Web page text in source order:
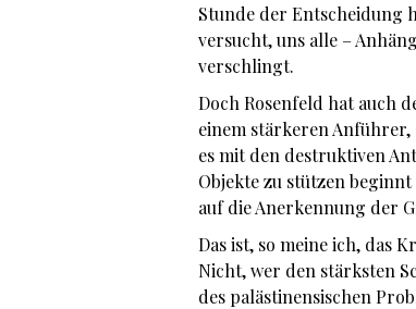
Stunde der Entscheidung
versucht, uns alle –
verschlingt.
Doch Rosenfeld hat auch
einem stärkeren
es mit den destruktiven
Objekte zu stützen
auf die Anerkennung der
Das ist, so meine ich, das
Nicht, wer den stärksten
des palästinensischen